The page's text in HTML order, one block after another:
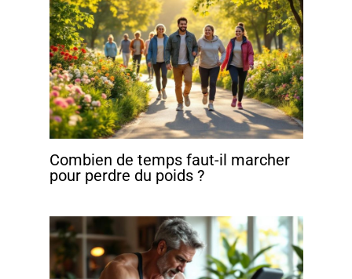
Combien de temps faut-il marcher
pour perdre du poids ?